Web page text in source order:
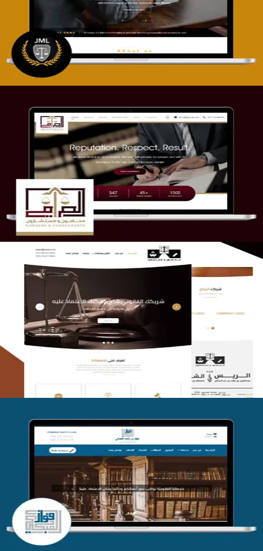
التفاصيل
موقع الصرامي للمحاماة
التفاصيل
الريس والشعلان للمحاماة
التفاصيل
موقع فواز المبكي للمحاماة
التفاصيل